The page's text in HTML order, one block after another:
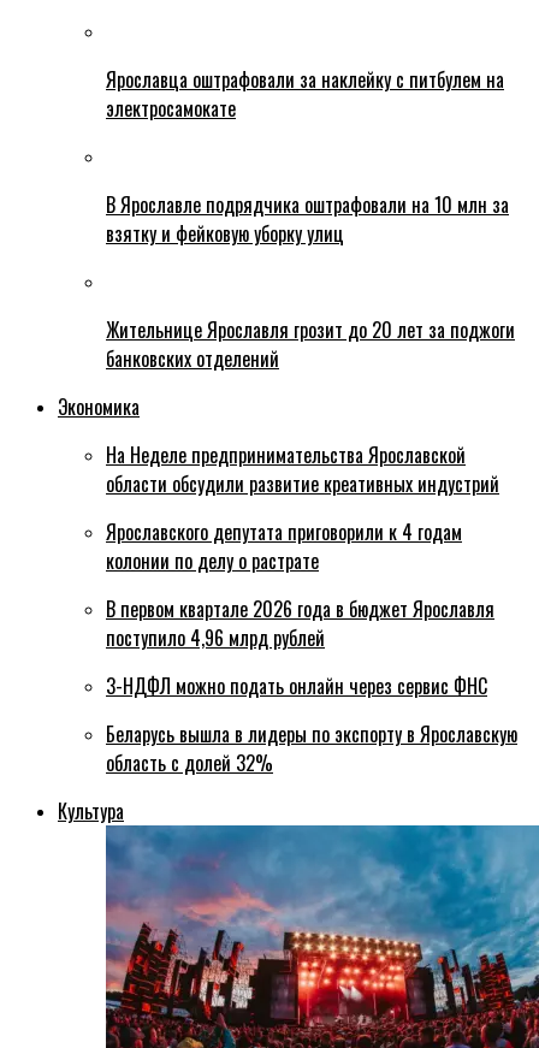
Ярославца оштрафовали за наклейку с питбулем на
электросамокате
В Ярославле подрядчика оштрафовали на 10 млн за
взятку и фейковую уборку улиц
Жительнице Ярославля грозит до 20 лет за поджоги
банковских отделений
Экономика
На Неделе предпринимательства Ярославской
области обсудили развитие креативных индустрий
Ярославского депутата приговорили к 4 годам
колонии по делу о растрате
В первом квартале 2026 года в бюджет Ярославля
поступило 4,96 млрд рублей
3-НДФЛ можно подать онлайн через сервис ФНС
Беларусь вышла в лидеры по экспорту в Ярославскую
область с долей 32%
Культура